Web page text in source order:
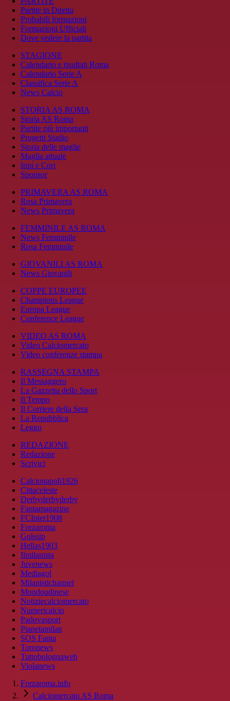
Partite in Diretta
Probabili formazioni
Formazioni Ufficiali
Dove vedere la partita
STAGIONE
Calendario e risultati Roma
Calendario Serie A
Classifica Serie A
News Calcio
STORIA AS ROMA
Storia AS Roma
Partite più importanti
Progetti Stadio
Storia delle maglie
Maglia attuale
Inni e Cori
Sponsor
PRIMAVERA AS ROMA
Rosa Primavera
News Primavera
FEMMINILE AS ROMA
News Femminile
Rosa Femminile
GIOVANILI AS ROMA
News Giovanili
COPPE EUROPEE
Champions League
Europa League
Conference League
VIDEO AS ROMA
Video Calciomercato
Video conferenze stampa
RASSEGNA STAMPA
Il Messaggero
La Gazzetta dello Sport
Il Tempo
Il Corriere della Sera
La Repubblica
Leggo
REDAZIONE
Redazione
Scrivici
Calcionapoli1926
Cittaceleste
Derbyderbyderby
Fantamagazine
FCInter1908
Forzaroma
Golssip
Hellas1903
Ilmilanista
Juvenews
Mediagol
Milanistichannel
Mondoudinese
Notiziecalciomercato
Numericalcio
Padovasport
Pianetamilan
SOS Fanta
Toronews
Tuttobolognaweb
Violanews
Forzaroma.info
Calciomercato AS Roma